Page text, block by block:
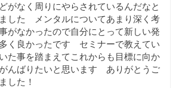
がなく周りにやらされているんだなと
した メンタルについてあまり深く考
がなかったので自分にとって新しい発
く良かったです セミナーで教えてい
た事を踏まえてこれからも目標に向か
んばりたいと思います ありがとうご
した！